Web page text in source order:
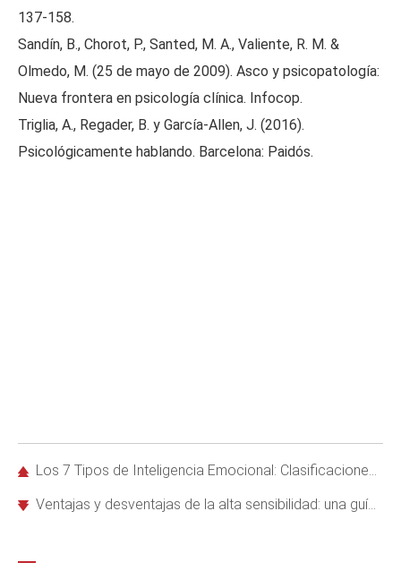
137-158.
Sandín, B., Chorot, P., Santed, M. A., Valiente, R. M. &
Olmedo, M. (25 de mayo de 2009). Asco y psicopatología:
Nueva frontera en psicología clínica. Infocop.
Triglia, A., Regader, B. y García-Allen, J. (2016).
Psicológicamente hablando. Barcelona: Paidós.
Los 7 Tipos de Inteligencia Emocional: Clasificaciones de Goleman y Bar-On
Ventajas y desventajas de la alta sensibilidad: una guía experta